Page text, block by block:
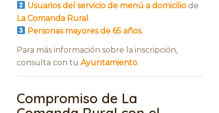
Usuarios del servicio de menú a domiciliode
La Comanda Rural .
Personas mayores de 65 años.
Para más información sobre la inscripción,
consulta con tu Ayuntamiento.
Compromiso de La